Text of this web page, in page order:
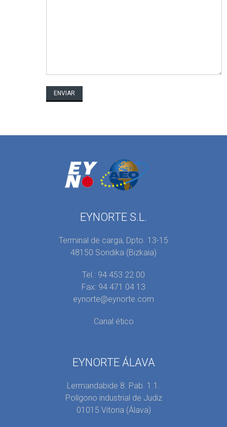
EYNORTE S.L.
Terminal de carga, Dpto. 13-15
48150 Sondika (Bizkaia)
Tel.: 94 453 22 00
Fax: 94 471 04 13
eynorte@eynorte.com
Canal ético
EYNORTE ÁLAVA
Lermandabide 8. Pab. 1.1.
Polígono industrial de Judiz
01015 Vitoria (Álava)